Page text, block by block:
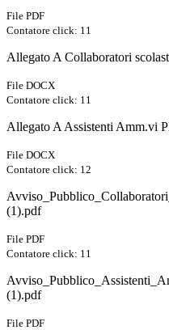
File PDF
Contatore click: 11
Allegato A Collaboratori
File DOCX
Contatore click: 11
Allegato A Assistenti Amm.vi
File DOCX
Contatore click: 12
(1).pdf
File PDF
Contatore click: 11
(1).pdf
File PDF